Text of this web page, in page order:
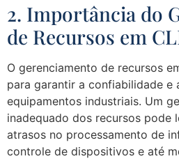
2. Importância do
de Recursos em
O gerenciamento de recursos
para garantir a confiabilidade e
equipamentos industriais. Um
inadequado dos recursos pode
atrasos no processamento de
controle de dispositivos e até